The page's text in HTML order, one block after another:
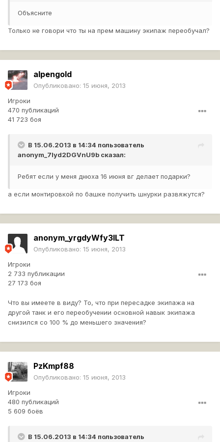
Объясните
Только не говори что ты на прем машину экипаж переобучал?
alpengold
Опубликовано: 15 июня, 2013
Игроки
470 публикаций
41 723 боя
В 15.06.2013 в 14:34 пользователь
anonym_7lyd2DGVnU9b сказал:
Ребят если у меня днюха 16 июня вг делает подарки?
а если монтировкой по башке получить шнурки развяжутся?
anonym_yrgdyWfy3ILT
Опубликовано: 15 июня, 2013
Игроки
2 733 публикации
27 173 боя
Что вы имеете в виду? То, что при пересадке экипажа на
другой танк и его переобучении основной навык экипажа
снизился со 100 % до меньшего значения?
PzKmpf88
Опубликовано: 15 июня, 2013
Игроки
480 публикаций
5 609 боёв
В 15.06.2013 в 14:34 пользователь